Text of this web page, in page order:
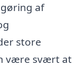
af
store
være svært at